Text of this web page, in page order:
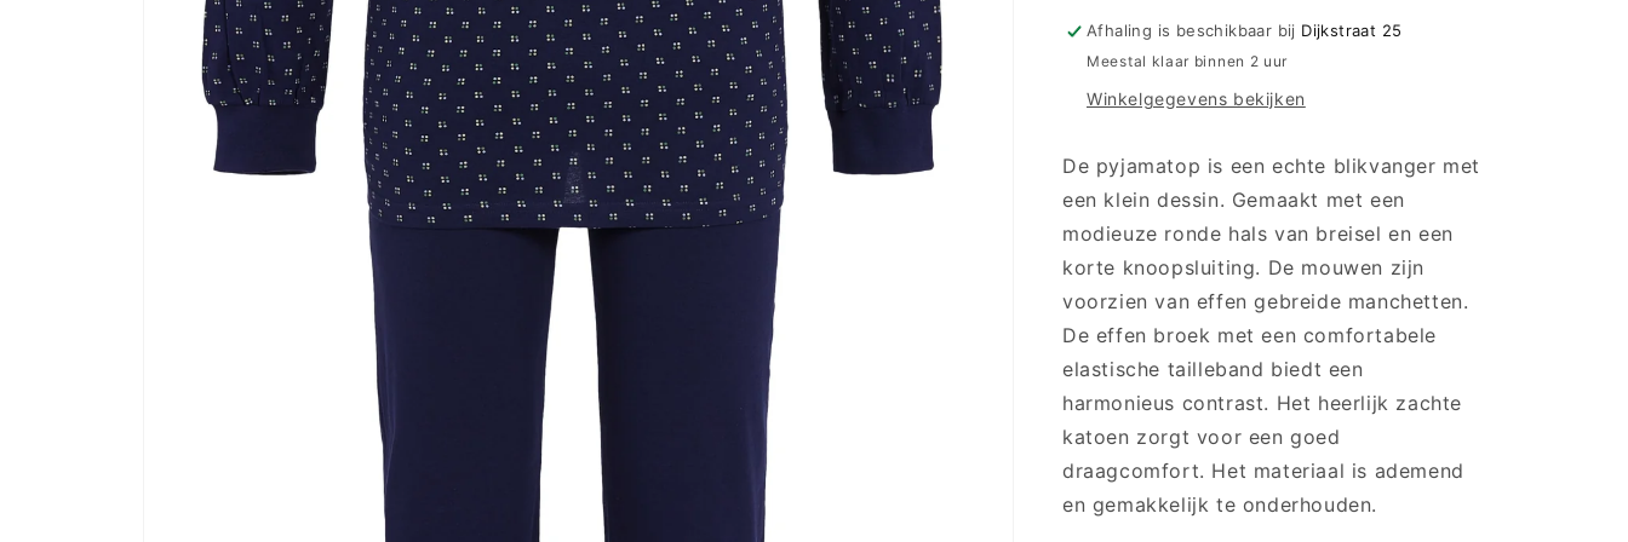
knoopsluiting
en
-
Donker
blauw
knoopsluiting
en
-
Donker
blauw
Afhaling is beschikbaar bij Dijkstraat 25
Meestal klaar binnen 2 uur
Winkelgegevens bekijken
De pyjamatop is een echte blikvanger met
een klein dessin. Gemaakt met een
modieuze ronde hals van breisel en een
korte knoopsluiting. De mouwen zijn
voorzien van effen gebreide manchetten.
De effen broek met een comfortabele
elastische tailleband biedt een
harmonieus contrast. Het heerlijk zachte
katoen zorgt voor een goed
draagcomfort. Het materiaal is ademend
en gemakkelijk te onderhouden.